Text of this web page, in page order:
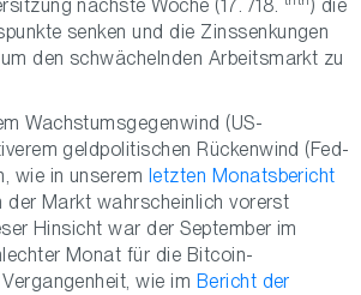
nächste Woche (17. /18.
) die
senken und die Zinssenkungen
den schwächelnden Arbeitsmarkt zu
Wachstumsgegenwind (US-
geldpolitischen Rückenwind (Fed-
wie in unserem letzten Monatsbericht
der Markt wahrscheinlich vorerst
Hinsicht war der September im
Monat für die Bitcoin-
wie im Bericht der